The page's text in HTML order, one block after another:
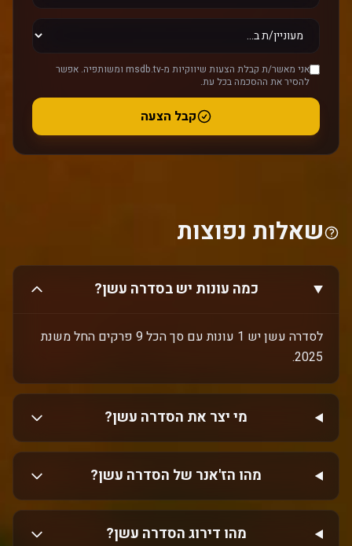
אני מאשר/ת קבלת הצעות שיווקיות מ-msdb.tv ומשותפיה. אפשר
להסיר את ההסכמה בכל עת.
קבל הצעה
שאלות נפוצות
כמה עונות יש בסדרה עשן?
לסדרה עשן יש 1 עונות עם סך הכל 9 פרקים החל משנת
2025.
מי יצר את הסדרה עשן?
מהו הז'אנר של הסדרה עשן?
מהו דירוג הסדרה עשן?